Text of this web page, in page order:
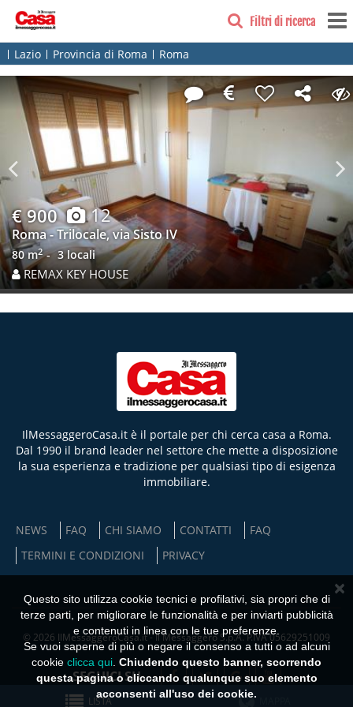
Filtri di ricerca
Lazio Provincia di Roma Roma
LISTA
Previous
€ 900 12
Roma - Trilocale, via Sisto IV
80 m2 3 locali
REMAX KEY HOUSE
IlMessaggeroCasa.it è il portale per chi cerca casa a Roma.
Dal 1990 il brand leader nel settore che mette a disposizione
la sua esperienza e tradizione per qualsiasi tipo di esigenza
immobiliare.
NEWS FAQ CHI SIAMO CONTATTI
FAQ
TERMINI E CONDIZIONI
PRIVACY
© 2026 IlMessaggeroCasa.it - Il Messaggero S.p.A. P.IVA 05629251009
SEGUICI SU
×
Questo sito utilizza cookie tecnici e profilativi, sia propri che di
terze parti, per migliorare le funzionalità e per inviarti pubblicità
e contenuti in linea con le tue preferenze.
Se vuoi saperne di più o negare il consenso a tutti o ad alcuni
cookie clicca qui Chiudendo questo banner, scorrendo
questa pagina o cliccando qualunque suo elemento
acconsenti all'uso dei cookie.